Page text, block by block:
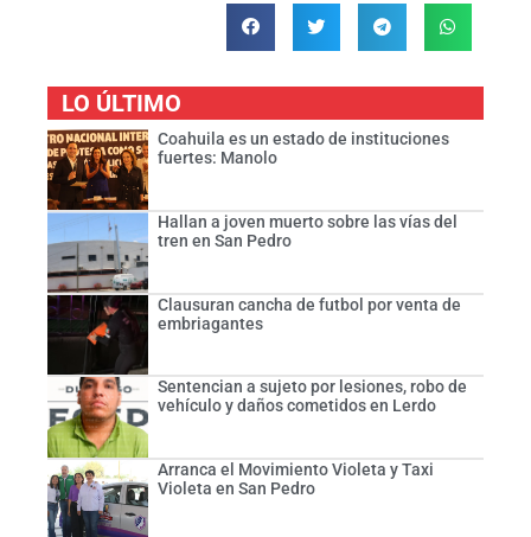
LO ÚLTIMO
Coahuila es un estado de instituciones
fuertes: Manolo
Hallan a joven muerto sobre las vías del
tren en San Pedro
Clausuran cancha de futbol por venta de
embriagantes
Sentencian a sujeto por lesiones, robo de
vehículo y daños cometidos en Lerdo
Arranca el Movimiento Violeta y Taxi
Violeta en San Pedro